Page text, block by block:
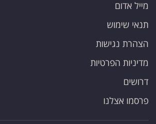
מייל אדום
תנאי שימוש
הצהרת נגישות
מדיניות הפרטיות
דרושים
פרסמו אצלנו